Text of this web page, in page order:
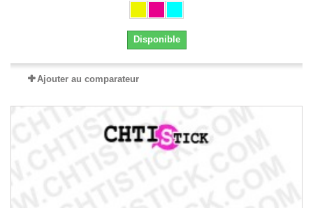
Disponible
Ajouter au comparateur